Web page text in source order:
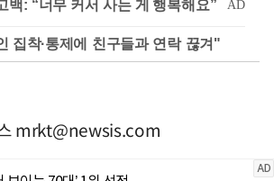
집착·통제에 친구들과 연락 끊겨"
mrkt@newsis.com